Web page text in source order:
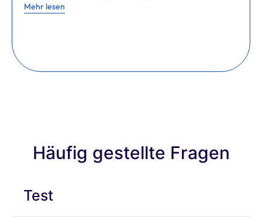
Mehr lesen
Häufig gestellte Fragen
Test